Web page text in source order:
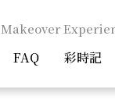
FAQ 彩時記